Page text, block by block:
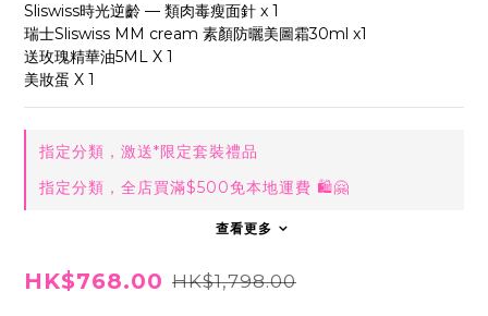
Sliswiss時光逆齡 — 類⾁毒瘦⾯針 x 1
瑞士Sliswiss MM cream 素顏防曬美圖霜30ml x1
送玫瑰精華油5ML X 1
美妝蛋 X 1
指定分類，激送*限定套裝禮品
指定分類，全店買滿$500免本地運費 🛍🤗
查看更多
HK$768.00 HK$1,798.00